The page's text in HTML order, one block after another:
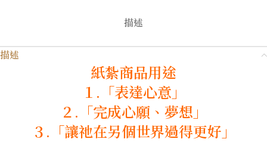
描述
描述
紙紮商品用途
１.「表達心意」
２.「完成心願、夢想」
３.「讓祂在另個世界過得更好」